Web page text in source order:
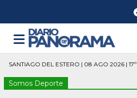
SANTIAGO DEL ESTERO | 08 AGO 2026 | 17º
Somos Deporte